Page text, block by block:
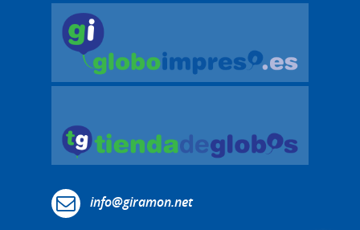
info@giramon.net